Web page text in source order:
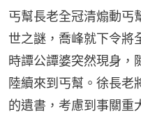
丐幫長老全冠清煽動丐
世之謎，喬峰就下令將
時譚公譚婆突然現身，
陸續來到丐幫。徐長老
的遺書，考慮到事關重